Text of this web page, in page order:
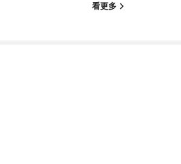
看更多